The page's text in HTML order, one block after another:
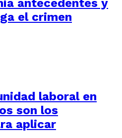
antecedentes y
el crimen
laboral en
son los
aplicar